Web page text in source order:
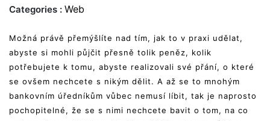
Categories : Web
Možná právě přemýšlíte nad tím, jak to v praxi udělat,
abyste si mohli půjčit přesně tolik peněz, kolik
potřebujete k tomu, abyste realizovali své přání, o které
se ovšem nechcete s nikým dělit. A až se to mnohým
bankovním úředníkům vůbec nemusí líbit, tak je naprosto
pochopitelné, že se s nimi nechcete bavit o tom, na co